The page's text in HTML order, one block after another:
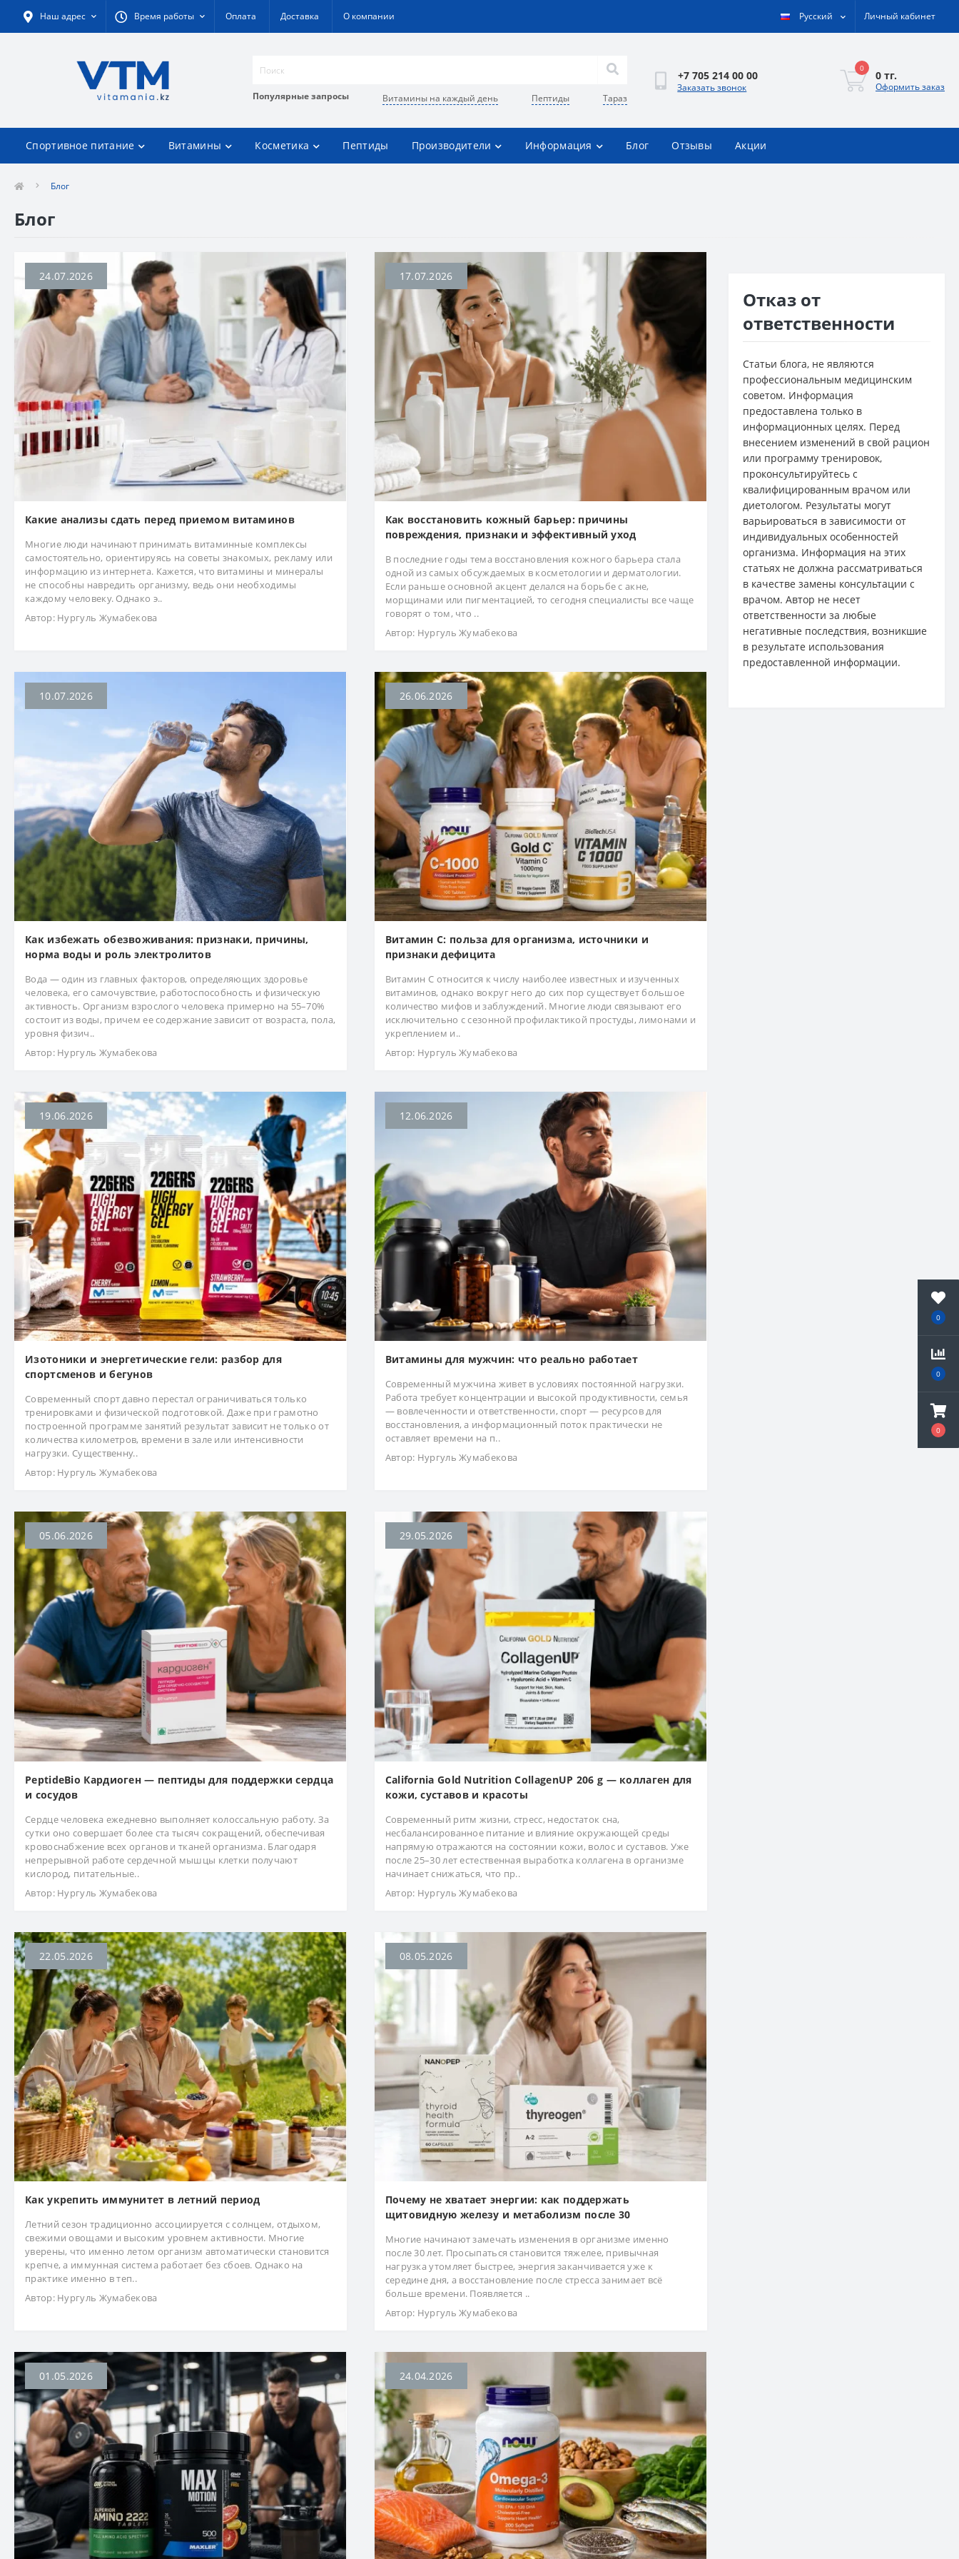
0
0
0
Наш адрес Время работы Оплата Доставка О компании Русский Личный кабинет
Популярные запросы Витамины на каждый день Пептиды Тараз
+7 705 214 00 00
Заказать звонок
0
0 тг.
Оформить заказ
Спортивное питание Витамины Косметика Пептиды Производители Информация Блог Отзывы Акции
Блог
Блог
24.07.2026
Какие анализы сдать перед приемом витаминов
Многие люди начинают принимать витаминные комплексы
самостоятельно, ориентируясь на советы знакомых, рекламу или
информацию из интернета. Кажется, что витамины и минералы
не способны навредить организму, ведь они необходимы
каждому человеку. Однако э..
Автор: Нургуль Жумабекова
17.07.2026
Как восстановить кожный барьер: причины
повреждения, признаки и эффективный уход
В последние годы тема восстановления кожного барьера стала
одной из самых обсуждаемых в косметологии и дерматологии.
Если раньше основной акцент делался на борьбе с акне,
морщинами или пигментацией, то сегодня специалисты все чаще
говорят о том, что ..
Автор: Нургуль Жумабекова
10.07.2026
Как избежать обезвоживания: признаки, причины,
норма воды и роль электролитов
Вода — один из главных факторов, определяющих здоровье
человека, его самочувствие, работоспособность и физическую
активность. Организм взрослого человека примерно на 55–70%
состоит из воды, причем ее содержание зависит от возраста, пола,
уровня физич..
Автор: Нургуль Жумабекова
26.06.2026
Витамин С: польза для организма, источники и
признаки дефицита
Витамин С относится к числу наиболее известных и изученных
витаминов, однако вокруг него до сих пор существует большое
количество мифов и заблуждений. Многие люди связывают его
исключительно с сезонной профилактикой простуды, лимонами и
укреплением и..
Автор: Нургуль Жумабекова
19.06.2026
Изотоники и энергетические гели: разбор для
спортсменов и бегунов
Современный спорт давно перестал ограничиваться только
тренировками и физической подготовкой. Даже при грамотно
построенной программе занятий результат зависит не только от
количества километров, времени в зале или интенсивности
нагрузки. Существенну..
Автор: Нургуль Жумабекова
12.06.2026
Витамины для мужчин: что реально работает
Современный мужчина живет в условиях постоянной нагрузки.
Работа требует концентрации и высокой продуктивности, семья
— вовлеченности и ответственности, спорт — ресурсов для
восстановления, а информационный поток практически не
оставляет времени на п..
Автор: Нургуль Жумабекова
05.06.2026
PeptideBio Кардиоген — пептиды для поддержки сердца
и сосудов
Сердце человека ежедневно выполняет колоссальную работу. За
сутки оно совершает более ста тысяч сокращений, обеспечивая
кровоснабжение всех органов и тканей организма. Благодаря
непрерывной работе сердечной мышцы клетки получают
кислород, питательные..
Автор: Нургуль Жумабекова
29.05.2026
California Gold Nutrition CollagenUP 206 g — коллаген для
кожи, суставов и красоты
Современный ритм жизни, стресс, недостаток сна,
несбалансированное питание и влияние окружающей среды
напрямую отражаются на состоянии кожи, волос и суставов. Уже
после 25–30 лет естественная выработка коллагена в организме
начинает снижаться, что пр..
Автор: Нургуль Жумабекова
22.05.2026
Как укрепить иммунитет в летний период
Летний сезон традиционно ассоциируется с солнцем, отдыхом,
свежими овощами и высоким уровнем активности. Многие
уверены, что именно летом организм автоматически становится
крепче, а иммунная система работает без сбоев. Однако на
практике именно в теп..
Автор: Нургуль Жумабекова
08.05.2026
Почему не хватает энергии: как поддержать
щитовидную железу и метаболизм после 30
Многие начинают замечать изменения в организме именно
после 30 лет. Просыпаться становится тяжелее, привычная
нагрузка утомляет быстрее, энергия заканчивается уже к
середине дня, а восстановление после стресса занимает всё
больше времени. Появляется ..
Автор: Нургуль Жумабекова
01.05.2026 24.04.2026
Отказ от
ответственности
Статьи блога, не являются
профессиональным медицинским
советом. Информация
предоставлена только в
информационных целях. Перед
внесением изменений в свой рацион
или программу тренировок,
проконсультируйтесь с
квалифицированным врачом или
диетологом. Результаты могут
варьироваться в зависимости от
индивидуальных особенностей
организма. Информация на этих
статьях не должна рассматриваться
в качестве замены консультации с
врачом. Автор не несет
ответственности за любые
негативные последствия, возникшие
в результате использования
предоставленной информации.